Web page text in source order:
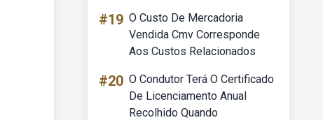
#19 O Custo De Mercadoria
Vendida Cmv Corresponde
Aos Custos Relacionados
#20 O Condutor Terá O Certificado
De Licenciamento Anual
Recolhido Quando